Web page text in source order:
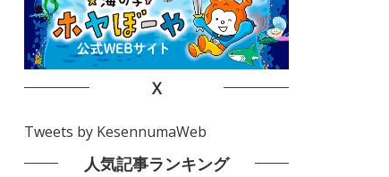
X
Tweets by KesennumaWeb
人気記事ランキング